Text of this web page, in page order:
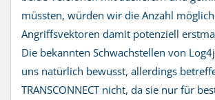
müssten, würden wir die Anzahl
Angriffsvektoren damit potenziell
Die bekannten Schwachstellen von
uns natürlich bewusst, allerdings
TRANSCONNECT nicht, da sie nur für